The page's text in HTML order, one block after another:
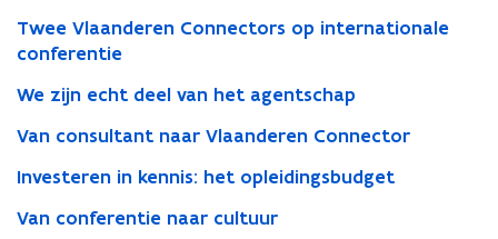
Twee Vlaanderen Connectors op internationale
conferentie
We zijn echt deel van het agentschap
Van consultant naar Vlaanderen Connector
Investeren in kennis: het opleidingsbudget
Van conferentie naar cultuur